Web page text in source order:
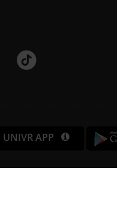
UNIVR APP